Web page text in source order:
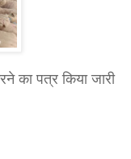
का पत्र किया जारी